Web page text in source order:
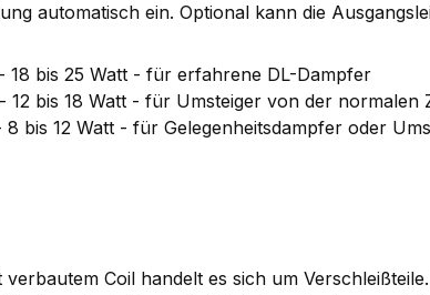
automatisch ein. Optional kann die
18 bis 25 Watt - für erfahrene DL-Dampfer
bis 18 Watt - für Umsteiger von der normalen
bis 12 Watt - für Gelegenheitsdampfer oder
Coil handelt es sich um